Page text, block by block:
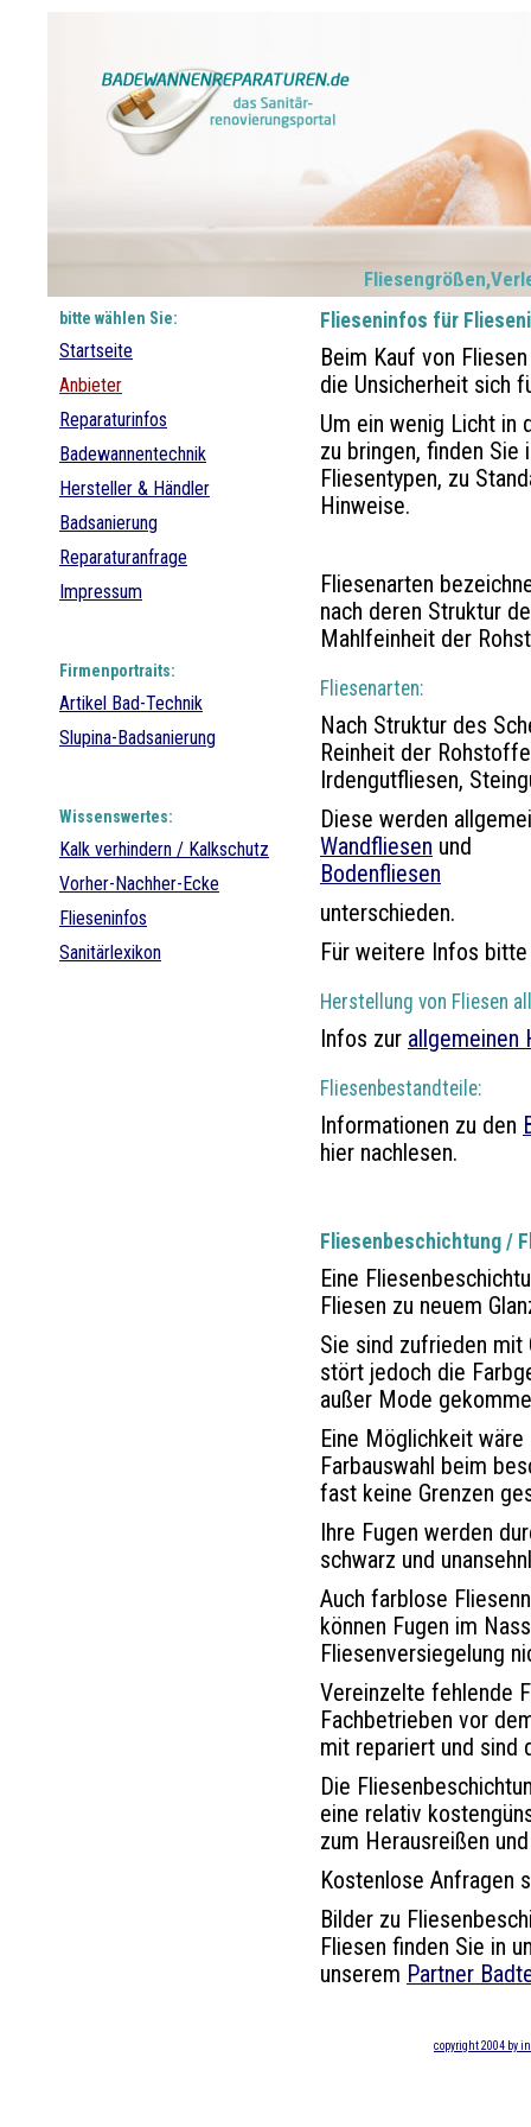
bitte wählen Sie:
Startseite
Anbieter
Reparaturinfos
Badewannentechnik
Hersteller & Händler
Badsanierung
Reparaturanfrage
Impressum
Firmenportraits:
Artikel Bad-Technik
Slupina-Badsanierung
Wissenswertes:
Kalk verhindern / Kalkschutz
Vorher-Nachher-Ecke
Flieseninfos
Sanitärlexikon
Flieseninfos für
Beim Kauf von
die Unsicherheit sich
Um ein wenig Licht in
zu bringen, finden
Fliesentypen, zu
Hinweise.
Fliesenarten
nach deren Struktur
Mahlfeinheit der
Fliesenarten:
Nach Struktur des
Reinheit der
Irdengutfliesen,
Diese werden
Wandfliesen und
Bodenfliesen
unterschieden.
Für weitere Infos
Herstellung von Fliesen
Infos zur allgemeinen
Fliesenbestandteile:
Informationen zu den
hier nachlesen.
Fliesenbeschichtung /
Eine
Fliesen zu neuem
Sie sind zufrieden mit
stört jedoch die
außer Mode
Eine Möglichkeit
Farbauswahl beim
fast keine Grenzen
Ihre Fugen werden
schwarz und
Auch farblose
können Fugen im
Fliesenversiegelung
Vereinzelte fehlende
Fachbetrieben vor
mit repariert und sind
Die
eine relativ
zum Herausreißen
Kostenlose Anfragen
Bilder zu
Fliesen finden Sie in
unserem Partner
copyright 2004 by